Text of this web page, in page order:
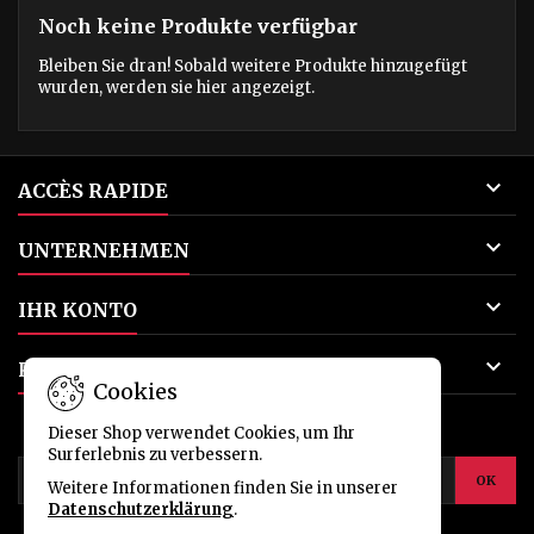
Noch keine Produkte verfügbar
Bleiben Sie dran! Sobald weitere Produkte hinzugefügt
wurden, werden sie hier angezeigt.
ACCÈS RAPIDE 
UNTERNEHMEN 
IHR KONTO 
KONTAKT 
Cookies
Dieser Shop verwendet Cookies, um Ihr
Surferlebnis zu verbessern.
Weitere Informationen finden Sie in unserer
Datenschutzerklärung.
NEWSLETTER